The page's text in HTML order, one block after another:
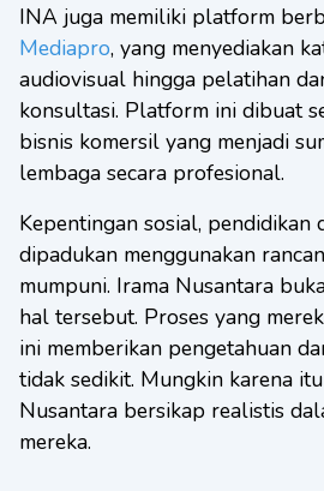
INA juga memiliki platform
Mediapro, yang menyediakan
audiovisual hingga pelatihan
konsultasi. Platform ini dibuat
bisnis komersil yang menjadi
lembaga secara profesional.
Kepentingan sosial, pendidikan
dipadukan menggunakan
mumpuni. Irama Nusantara
hal tersebut. Proses yang
ini memberikan pengetahuan
tidak sedikit. Mungkin karena
Nusantara bersikap realistis
mereka.